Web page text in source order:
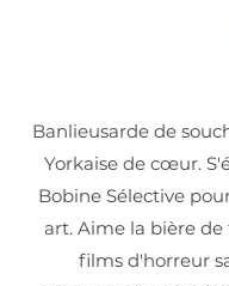
Banlieusarde de
Yorkaise de cœur.
Bobine Sélective
art. Aime la bière
films d'horreur